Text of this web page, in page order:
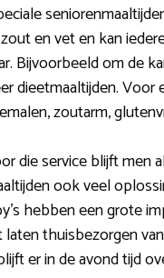
en vet en kan
Bijvoorbeeld om de
dieetmaaltijden. Voor
zoutarm,
die service blijft men
ook veel
hebben een grote
thuisbezorgen
er in de avond tijd